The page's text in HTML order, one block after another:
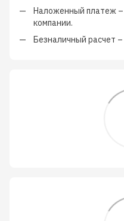
Наложенный платеж –
компании.
Безналичный расчет –